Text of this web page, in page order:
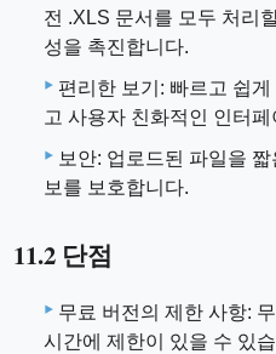
전 .XLS 문서를 모두 처리
성을 촉진합니다.
편리한 보기: 빠르고 쉽
고 사용자 친화적인 인터
보안: 업로드된 파일을
보를 보호합니다.
11.2 단점
무료 버전의 제한 사항:
시간에 제한이 있을 수 있